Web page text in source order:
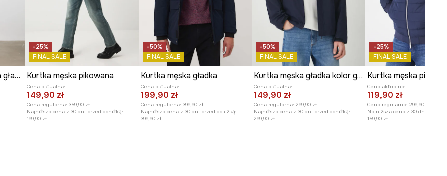
Kurtka jeansowa męska gładka
-25%
FINAL SALE
Kurtka męska pikowana
Cena aktualna:
149,90 zł
Cena regularna: 359,90 zł
Najniższa cena z 30 dni przed obniżką:
199,90 zł
-50%
FINAL SALE
Kurtka męska gładka
Cena aktualna:
199,90 zł
Cena regularna: 399,90 zł
Najniższa cena z 30 dni przed obniżką:
399,90 zł
-50%
FINAL SALE
Kurtka męska gładka kolor granatowy
Cena aktualna:
149,90 zł
Cena regularna: 299,90 zł
Najniższa cena z 30 dni przed obniżką:
299,90 zł
-25%
FINAL SALE
Cena aktualna:
119,90 zł
Cena regularna: 299,90 zł
Najniższa cena z 30 dni przed
159,90 zł